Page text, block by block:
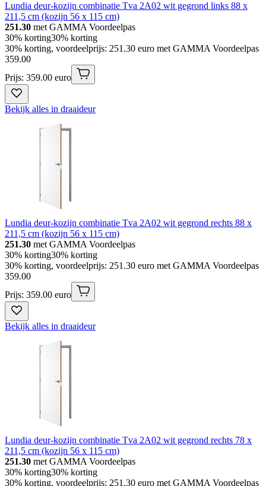
Lundia deur-kozijn combinatie Tva 2A02 wit gegrond links 88 x
211,5 cm (kozijn 56 x 115 cm)
251.30 met GAMMA Voordeelpas
30% korting30% korting
30% korting, voordeelprijs: 251.30 euro met GAMMA Voordeelpas
359.00
Prijs: 359.00 euro
Bekijk alles in draaideur
Lundia deur-kozijn combinatie Tva 2A02 wit gegrond rechts 88 x
211,5 cm (kozijn 56 x 115 cm)
251.30 met GAMMA Voordeelpas
30% korting30% korting
30% korting, voordeelprijs: 251.30 euro met GAMMA Voordeelpas
359.00
Prijs: 359.00 euro
Bekijk alles in draaideur
Lundia deur-kozijn combinatie Tva 2A02 wit gegrond rechts 78 x
211,5 cm (kozijn 56 x 115 cm)
251.30 met GAMMA Voordeelpas
30% korting30% korting
30% korting, voordeelprijs: 251.30 euro met GAMMA Voordeelpas